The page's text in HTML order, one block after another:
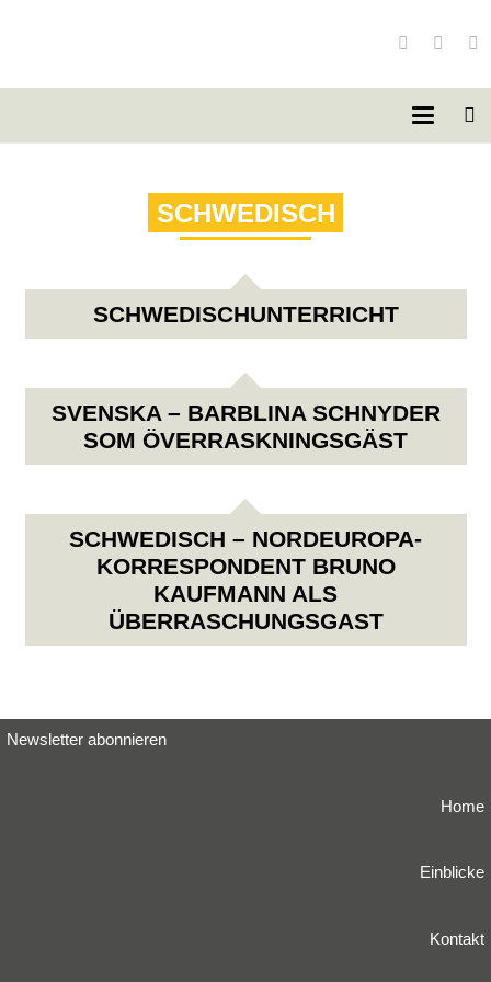
SCHWEDISCH
SCHWEDISCHUNTERRICHT
SVENSKA – BARBLINA SCHNYDER
SOM ÖVERRASKNINGSGÄST
SCHWEDISCH – NORDEUROPA-
KORRESPONDENT BRUNO
KAUFMANN ALS
ÜBERRASCHUNGSGAST
Newsletter abonnieren
Home
Einblicke
Kontakt